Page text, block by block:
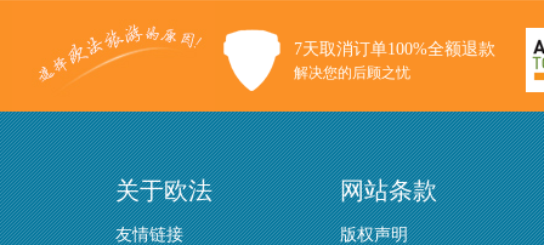
7天取消订单100%全额退款
解决您的后顾之忧
关于欧法
友情链接
网站条款
版权声明